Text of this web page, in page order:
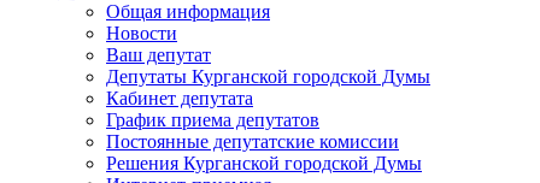
Общая информация
Новости
Ваш депутат
Депутаты Курганской городской Думы
Кабинет депутата
График приема депутатов
Постоянные депутатские комиссии
Решения Курганской городской Думы